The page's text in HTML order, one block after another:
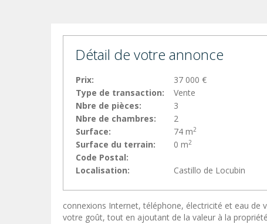
Détail de votre annonce
Prix:
37 000 €
Type de transaction:
Vente
Nbre de pièces:
3
Nbre de chambres:
2
Surface:
74 m2
Surface du terrain: 0 m2
Code Postal:
Localisation:
Castillo de Locubin
connexions Internet, téléphone, électricité et eau
votre goût, tout en ajoutant de la valeur à la